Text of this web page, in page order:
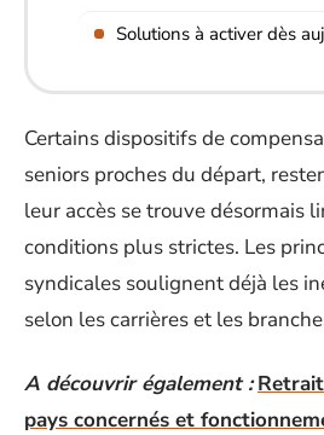
Solutions à activer dès
Certains dispositifs de
seniors proches du départ,
leur accès se trouve désormais
conditions plus strictes. Les
syndicales soulignent déjà les
selon les carrières et les
A découvrir également :
pays concernés et